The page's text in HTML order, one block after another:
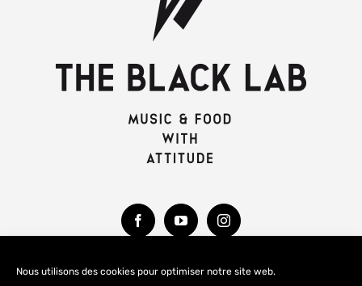
Nous utilisons des cookies pour optimiser notre site web.